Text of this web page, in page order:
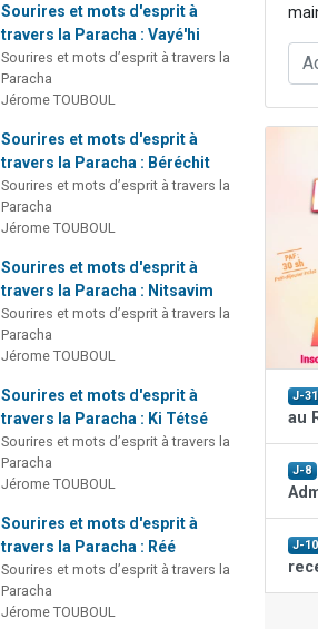
Sourires et mots d'esprit à
travers la Paracha : Vayé'hi
Sourires et mots d’esprit à travers la
Paracha
Jérome TOUBOUL
Sourires et mots d'esprit à
travers la Paracha : Béréchit
Sourires et mots d’esprit à travers la
Paracha
Jérome TOUBOUL
Sourires et mots d'esprit à
travers la Paracha : Nitsavim
Sourires et mots d’esprit à travers la
Paracha
Jérome TOUBOUL
Sourires et mots d'esprit à
travers la Paracha : Ki Tétsé
Sourires et mots d’esprit à travers la
Paracha
Jérome TOUBOUL
Sourires et mots d'esprit à
travers la Paracha : Réé
Sourires et mots d’esprit à travers la
Paracha
Jérome TOUBOUL
J-31
au
J-8
J-10